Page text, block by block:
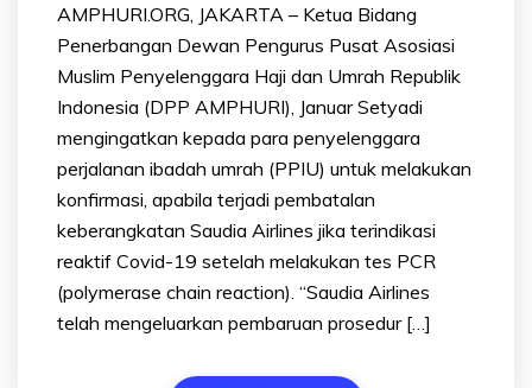
AMPHURI.ORG, JAKARTA – Ketua Bidang
Penerbangan Dewan Pengurus Pusat Asosiasi
Muslim Penyelenggara Haji dan Umrah Republik
Indonesia (DPP AMPHURI), Januar Setyadi
mengingatkan kepada para penyelenggara
perjalanan ibadah umrah (PPIU) untuk melakukan
konfirmasi, apabila terjadi pembatalan
keberangkatan Saudia Airlines jika terindikasi
reaktif Covid-19 setelah melakukan tes PCR
(polymerase chain reaction). “Saudia Airlines
telah mengeluarkan pembaruan prosedur […]